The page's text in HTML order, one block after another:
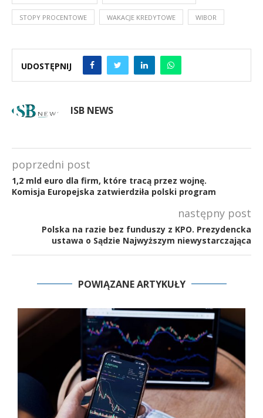
STOPY PROCENTOWE WAKACJE KREDYTOWE WIBOR
UDOSTĘPNIJ
ISB NEWS
poprzedni post
1,2 mld euro dla firm, które tracą przez wojnę.
Komisja Europejska zatwierdziła polski program
następny post
Polska na razie bez funduszy z KPO. Prezydencka
ustawa o Sądzie Najwyższym niewystarczająca
POWIĄZANE ARTYKUŁY